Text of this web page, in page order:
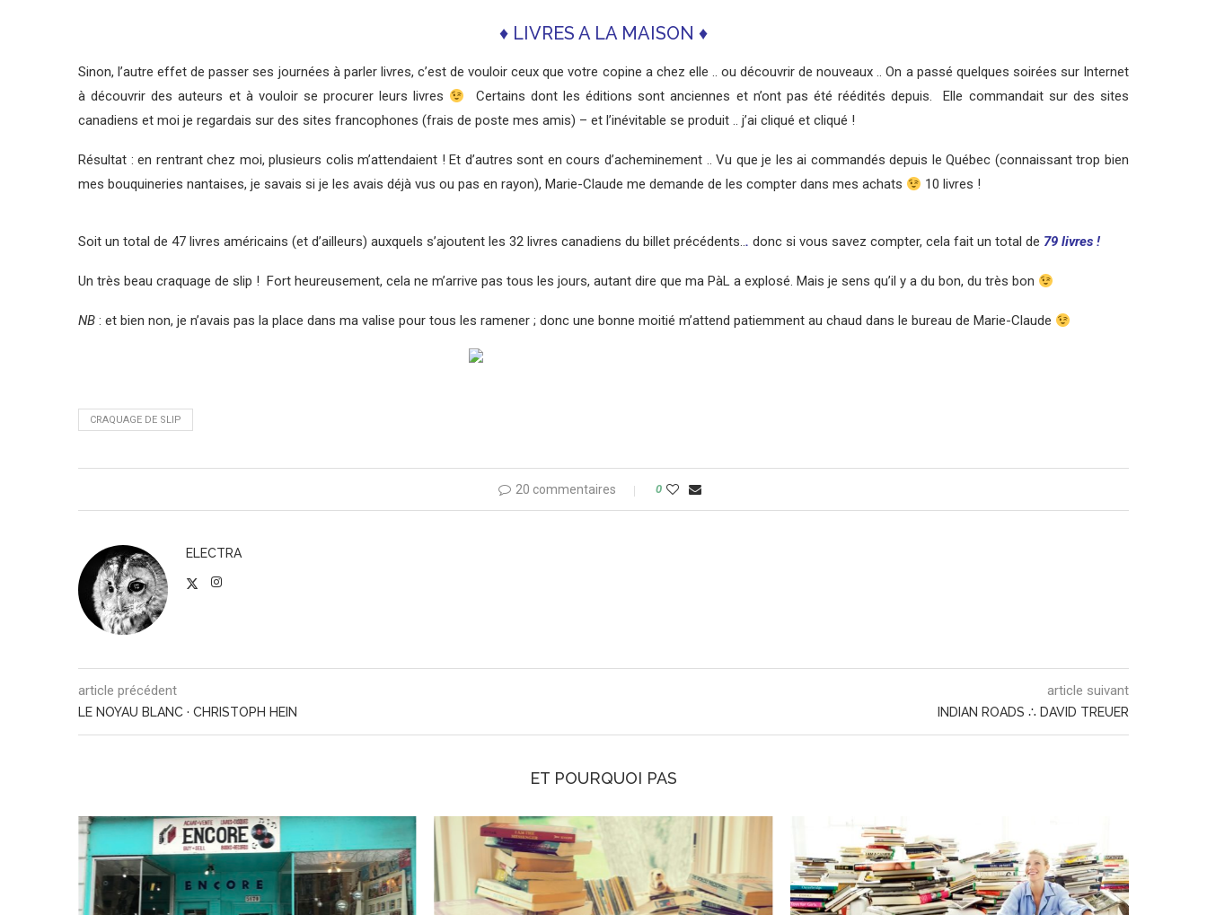
♦ LIVRES A LA MAISON ♦
Sinon, l’autre effet de passer ses journées à parler livres, c’est de vouloir ceux que votre copine a chez elle .. ou découvrir de nouveaux .. On a passé quelques soirées sur Internet
à découvrir des auteurs et à vouloir se procurer leurs livres
Certains dont les éditions sont anciennes et n’ont pas été réédités depuis. Elle commandait sur des sites
canadiens et moi je regardais sur des sites francophones (frais de poste mes amis) – et l’inévitable se produit .. j’ai cliqué et cliqué !
Résultat : en rentrant chez moi, plusieurs colis m’attendaient ! Et d’autres sont en cours d’acheminement .. Vu que je les ai commandés depuis le Québec (connaissant trop bien
mes bouquineries nantaises, je savais si je les avais déjà vus ou pas en rayon), Marie-Claude me demande de les compter dans mes achats
10 livres !
Soit un total de 47 livres américains (et d’ailleurs) auxquels s’ajoutent les 32 livres canadiens du billet précédents... donc si vous savez compter, cela fait un total de 79 livres !
Un très beau craquage de slip ! Fort heureusement, cela ne m’arrive pas tous les jours, autant dire que ma PàL a explosé. Mais je sens qu’il y a du bon, du très bon
NB : et bien non, je n’avais pas la place dans ma valise pour tous les ramener ; donc une bonne moitié m’attend patiemment au chaud dans le bureau de Marie-Claude
CRAQUAGE DE SLIP
20 commentaires 0
ELECTRA
article précédent
LE NOYAU BLANC · CHRISTOPH HEIN
article suivant
INDIAN ROADS ∴ DAVID TREUER
ET POURQUOI PAS